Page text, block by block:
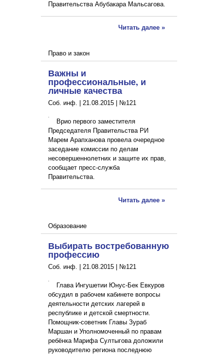
Правительства Абубакара Мальсагова.
Читать далее »
Право и закон
Важны и
профессиональные, и
личные качества
Соб. инф. | 21.08.2015 №121
Врио первого заместителя
Председателя Правительства РИ
Марем Арапханова провела очередное
заседание комиссии по делам
несовершеннолетних и защите их прав,
сообщает пресс-служба
Правительства.
Читать далее »
Образование
Выбирать востребованную
профессию
Соб. инф. | 21.08.2015 №121
Глава Ингушетии Юнус-Бек Евкуров
обсудил в рабочем кабинете вопросы
деятельности детских лагерей в
республике и детской смертности.
Помощник-советник Главы Зураб
Маршан и Уполномоченный по правам
ребёнка Марифа Султыгова доложили
руководителю региона последнюю